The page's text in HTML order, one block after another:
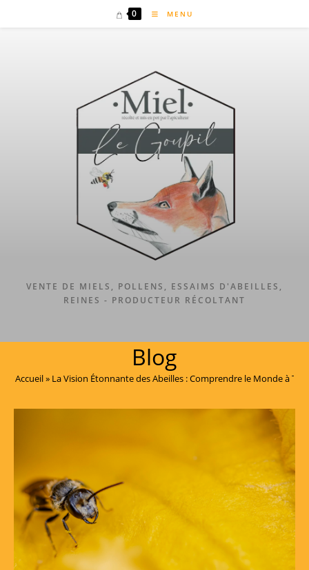
0 MENU
VENTE DE MIELS, POLLENS, ESSAIMS D'ABEILLES,
REINES - PRODUCTEUR RÉCOLTANT
Blog
Accueil» La Vision Étonnante des Abeilles : Comprendre le Monde à